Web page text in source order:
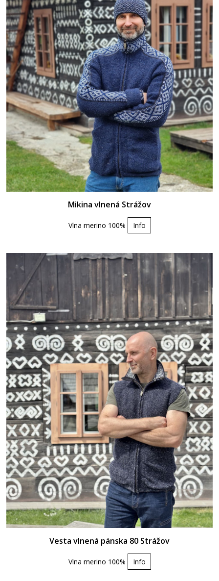
Mikina vlnená Strážov
Vlna merino 100% Info
Vesta vlnená pánska 80 Strážov
Vlna merino 100% Info